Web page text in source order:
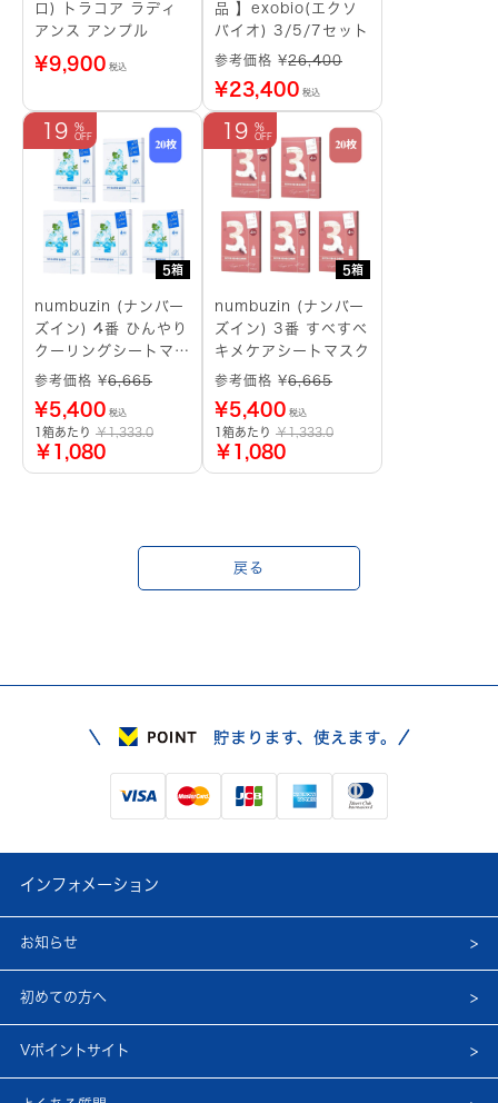
ロ) トラコア ラディ
アンス アンプル
¥9,900 税込
品 】exobio(エクソ
バイオ) 3/5/7セット
参考価格 ¥26,400
¥23,400 税込
5箱
19
numbuzin (ナンバー
ズイン) 4番 ひんやり
クーリングシートマス
ク
参考価格 ¥6,665
¥5,400 税込
1箱あたり ￥1,333.0
￥1,080
5箱
19
numbuzin (ナンバー
ズイン) 3番 すべすべ
キメケアシートマスク
参考価格 ¥6,665
¥5,400 税込
1箱あたり ￥1,333.0
￥1,080
戻る
インフォメーション
お知らせ
初めての方へ
Vポイントサイト